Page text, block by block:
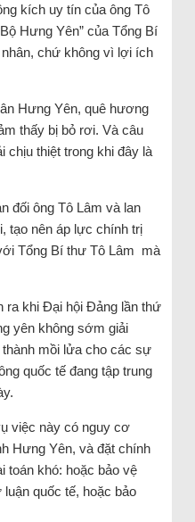
kích uy tín của ông Tô
Hưng Yên” của Tổng Bí
chứ không vì lợi ích
Hưng Yên, quê hương
thấy bị bỏ rơi. Và câu
chịu thiệt trong khi đây là
đối ông Tô Lâm và lan
tạo nên áp lực chính trị
Tổng Bí thư Tô Lâm mà
ra khi Đại hội Đảng lần thứ
yên không sớm giải
mồi lửa cho các sự
quốc tế đang tập trung
việc này có nguy cơ
Hưng Yên, và đặt chính
toán khó: hoặc bảo vệ
quốc tế, hoặc bảo